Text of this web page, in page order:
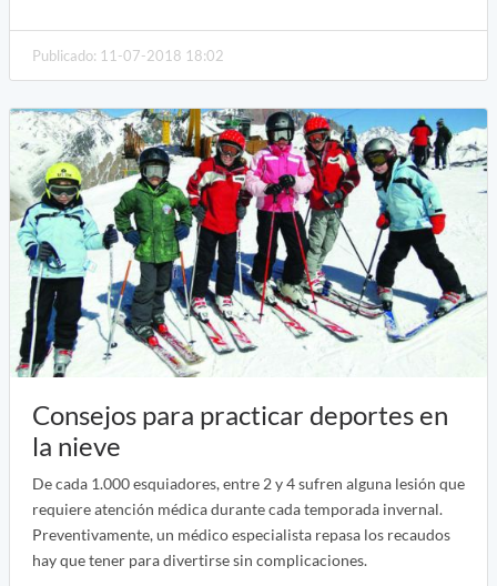
Publicado: 11-07-2018 18:02
Consejos para practicar deportes en
la nieve
De cada 1.000 esquiadores, entre 2 y 4 sufren alguna lesión que
requiere atención médica durante cada temporada invernal.
Preventivamente, un médico especialista repasa los recaudos
hay que tener para divertirse sin complicaciones.